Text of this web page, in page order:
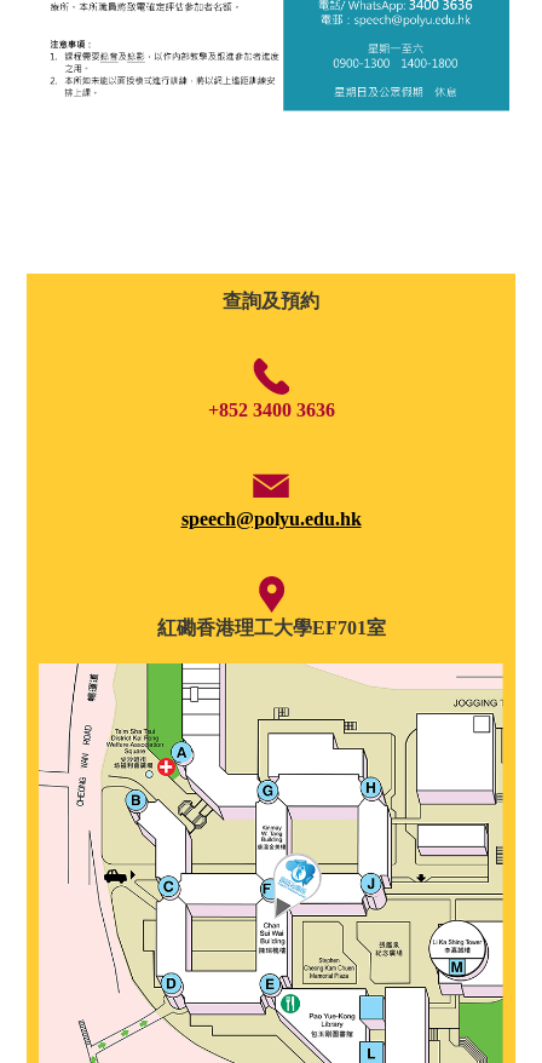
查詢及預約
+852 3400 3636
speech@polyu.edu.hk
紅磡香港理工大學EF701室